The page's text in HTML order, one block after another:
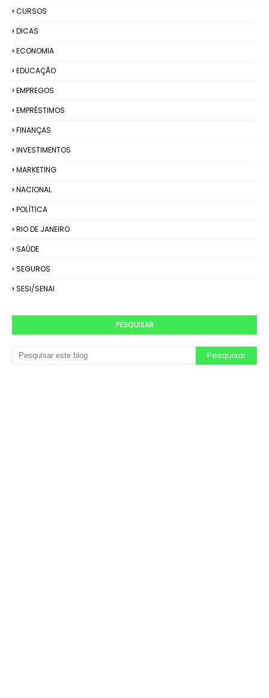
CURSOS
DICAS
ECONOMIA
EDUCAÇÃO
EMPREGOS
EMPRÉSTIMOS
FINANÇAS
INVESTIMENTOS
MARKETING
NACIONAL
POLÍTICA
RIO DE JANEIRO
SAÚDE
SEGUROS
SESI/SENAI
PESQUISAR